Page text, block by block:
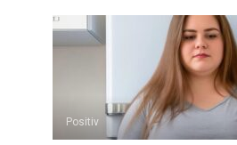
Positiv